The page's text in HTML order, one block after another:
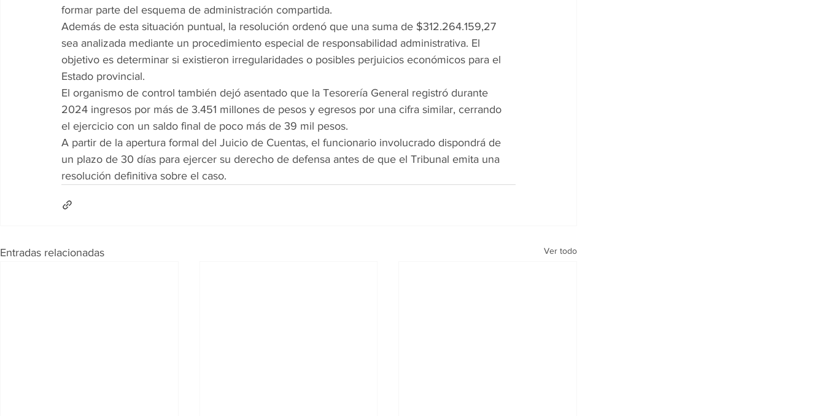
formar parte del esquema de administración compartida.
Además de esta situación puntual, la resolución ordenó que una suma de $312.264.159,27
sea analizada mediante un procedimiento especial de responsabilidad administrativa. El
objetivo es determinar si existieron irregularidades o posibles perjuicios económicos para el
Estado provincial.
El organismo de control también dejó asentado que la Tesorería General registró durante
2024 ingresos por más de 3.451 millones de pesos y egresos por una cifra similar, cerrando
el ejercicio con un saldo final de poco más de 39 mil pesos.
A partir de la apertura formal del Juicio de Cuentas, el funcionario involucrado dispondrá de
un plazo de 30 días para ejercer su derecho de defensa antes de que el Tribunal emita una
resolución definitiva sobre el caso.
Entradas relacionadas Ver todo